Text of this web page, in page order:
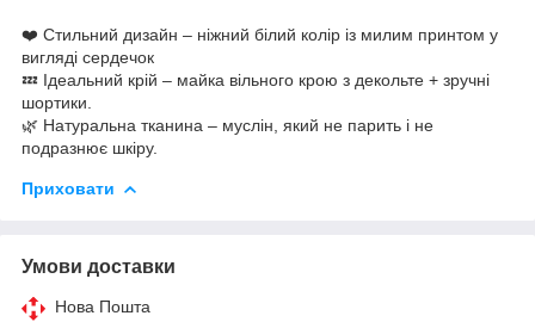
❤️ Стильний дизайн – ніжний білий колір із милим принтом у
вигляді сердечок
💤 Ідеальний крій – майка вільного крою з декольте + зручні
шортики.
🌿 Натуральна тканина – муслін, який не парить і не
подразнює шкіру.
Приховати
Умови доставки
Нова Пошта